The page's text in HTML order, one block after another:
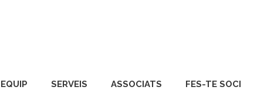
EQUIP SERVEIS ASSOCIATS FES-TE SOCI